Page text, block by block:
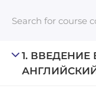
1.